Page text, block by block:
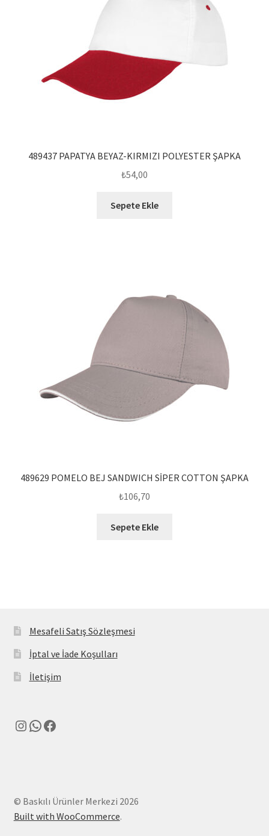
489437 PAPATYA BEYAZ-KIRMIZI POLYESTER ŞAPKA
₺54,00
Sepete Ekle
489629 POMELO BEJ SANDWICH SİPER COTTON ŞAPKA
₺106,70
Sepete Ekle
Mesafeli Satış Sözleşmesi
İptal ve İade Koşulları
İletişim
Instagram
WhatsApp
Facebook
© Baskılı Ürünler Merkezi 2026
Built with WooCommerce.